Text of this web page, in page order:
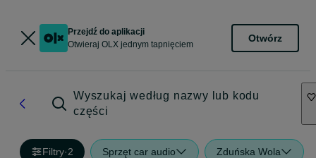
Przejdź do aplikacji
Otwieraj OLX jednym tapnięciem
Otwórz
Wyszukaj według nazwy lub kodu
części
Filtry·2 Sprzęt car audio Zduńska Wola